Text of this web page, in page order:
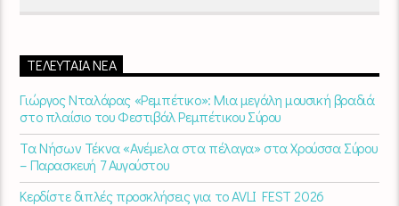
ΤΕΛΕΥΤΑΊΑ ΝΈΑ
Γιώργος Νταλάρας «Ρεμπέτικο»: Μια μεγάλη μουσική βραδιά
στο πλαίσιο του Φεστιβάλ Ρεμπέτικου Σύρου
Τα Νήσων Τέκνα «Ανέμελα στα πέλαγα» στα Χρούσσα Σύρου
– Παρασκευή 7 Αυγούστου
Κερδίστε διπλές προσκλήσεις για το AVLI FEST 2026